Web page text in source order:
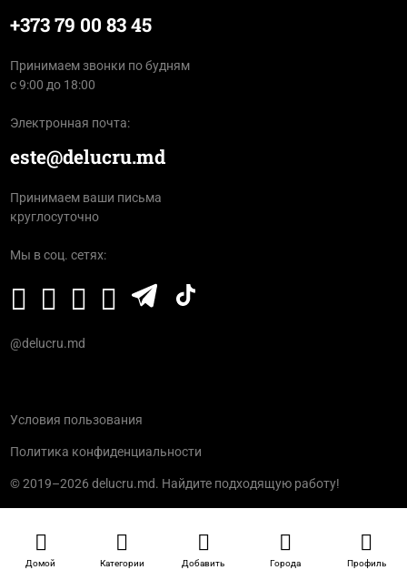
+373 79 00 83 45
Принимаем звонки по будням
с 9:00 до 18:00
Электронная почта:
este@delucru.md
Принимаем ваши письма
круглосуточно
Мы в соц. сетях:
@delucru.md
© 2019–2026 delucru.md. Найдите подходящую работу!
Условия пользования
Политика конфиденциальности
Домой Категории Добавить Города Профиль